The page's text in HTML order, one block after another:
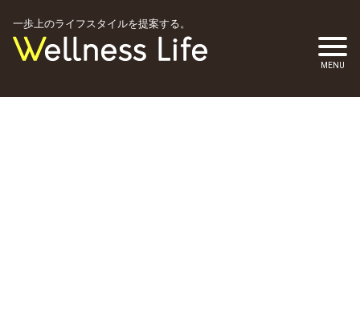
一歩上のライフスタイルを提案する。